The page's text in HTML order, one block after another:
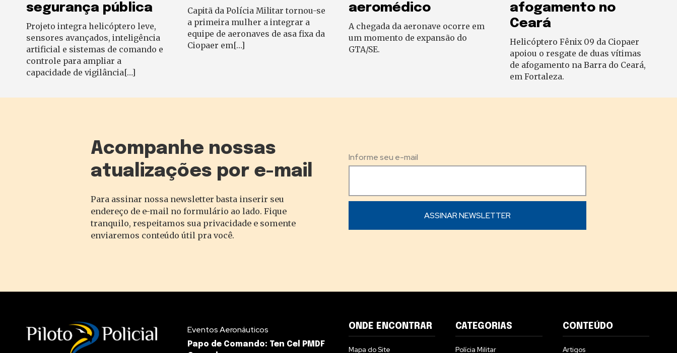
segurança pública
Projeto integra helicóptero leve,
sensores avançados, inteligência
artificial e sistemas de comando e
controle para ampliar a
capacidade de vigilância[…]
Capitã da Polícia Militar tornou-se
a primeira mulher a integrar a
equipe de aeronaves de asa fixa da
Ciopaer em[…]
aeromédico
A chegada da aeronave ocorre em
um momento de expansão do
GTA/SE.
afogamento no
Ceará
Helicóptero Fênix 09 da Ciopaer
apoiou o resgate de duas vítimas
de afogamento na Barra do Ceará,
em Fortaleza.
Acompanhe nossas
atualizações por e-mail
Para assinar nossa newsletter basta inserir seu
endereço de e-mail no formulário ao lado. Fique
tranquilo, respeitamos sua privacidade e somente
enviaremos conteúdo útil pra você.
Informe seu e-mail
Eventos Aeronáuticos
Papo de Comando: Ten Cel PMDF
ONDE ENCONTRAR
Mapa do Site
CATEGORIAS
Polícia Militar
CONTEÚDO
Artigos